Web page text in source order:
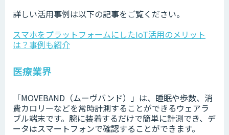
詳しい活用事例は以下の記事をご覧ください。
スマホをプラットフォームにしたIoT活用のメリット
は？事例も紹介
医療業界
「MOVEBAND（ムーヴバンド）」は、睡眠や歩数、消
費カロリーなどを常時計測することができるウェアラ
ブル端末です。腕に装着するだけで簡単に計測でき、デ
ータはスマートフォンで確認することができます。